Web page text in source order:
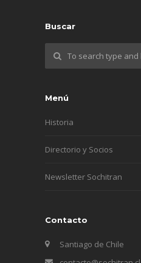
Buscar
Menú
Historia
Directorio y Socios
Newsletter Sochitran
Contacto
Santiago de Chile